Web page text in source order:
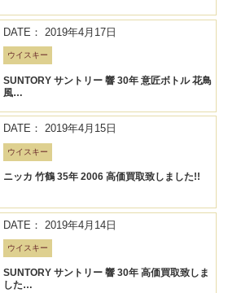
DATE： 2019年4月17日
ウイスキー
SUNTORY サントリー 響 30年 意匠ボトル 花鳥
風…
DATE： 2019年4月15日
ウイスキー
ニッカ 竹鶴 35年 2006 高価買取致しました!!
DATE： 2019年4月14日
ウイスキー
SUNTORY サントリー 響 30年 高価買取致しま
した…